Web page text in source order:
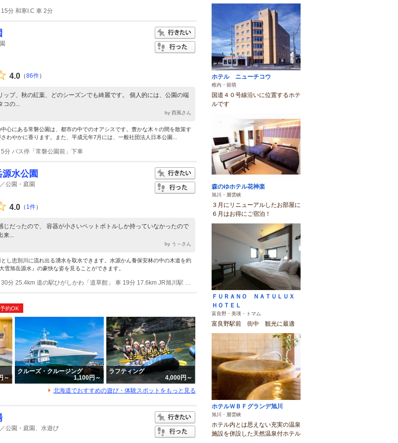
分 和寒I.C 車 2分
4.0 （86件）
ップ、秋の紅葉、どのシーズンでも綺麗です。 個人的には、公園の端
コの...
by 西風さん
心にある常磐公園は、都市の中でのオアシスです。豊かな木々の間を散策す
わやかに香ります。また、平成元年7月には、一般社団法人日本公園...
分 バス停「常磐公園前」下車
水公園
公園・庭園
4.0 （ 1件）
じだったので、 容器が小さいペットボトルしか持っていなかったので
来...
by う～さん
し忠別川に流れ出る湧水を取水できます。水源かん養保安林の中の木道を約
雪旭岳源水』の豪快な姿を見ることができます。
(1)旭川空港 車 30分 25.4km 道の駅ひがしかわ「道草館」 車 19分 17.6km JR旭川駅 車 44分 32km
約OK
～
クルーズ・クルージング
1,100円～
ラフティング
4,000円～
北海道でおすすめの遊び・体験スポットをもっと見る
公園・庭園、水遊び
ホテル ニューチコウ
稚内・留萌
国道４０号線沿いに位置するホテ
ルです
森のゆホテル花神楽
旭川・層雲峡
３月にリニューアルしたお部屋に
６月はお得にご宿泊！
ＦＵＲＡＮＯ ＮＡＴＵＬＵＸ
ＨＯＴＥＬ
富良野・美瑛・トマム
富良野駅前 街中 観光に最適
ホテルＷＢＦグランデ旭川
旭川・層雲峡
ホテル内とは思えない充実の温泉
施設を併設した天然温泉付ホテル